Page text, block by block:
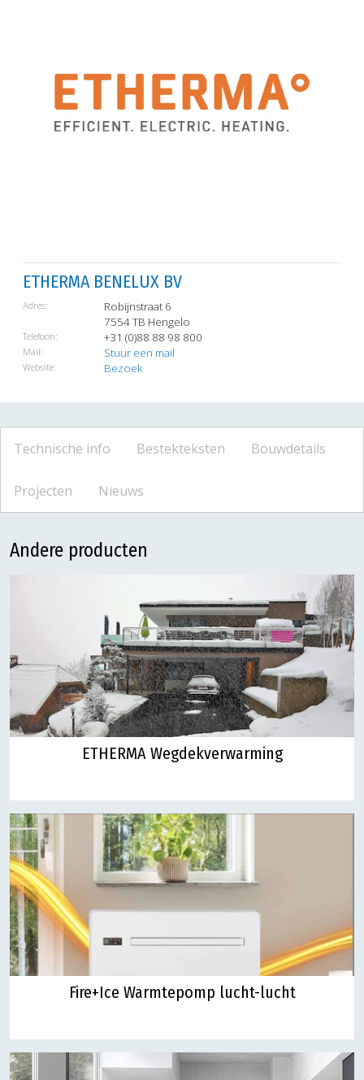
ETHERMA BENELUX BV
Adres:
Robijnstraat 6
7554 TB Hengelo
Telefoon: +31 (0)88 88 98 800
Mail: Stuur een mail
Website: Bezoek
Technische info Bestekteksten Bouwdetails
Projecten Nieuws
Andere producten
ETHERMA Wegdekverwarming
Fire+Ice Warmtepomp lucht-lucht